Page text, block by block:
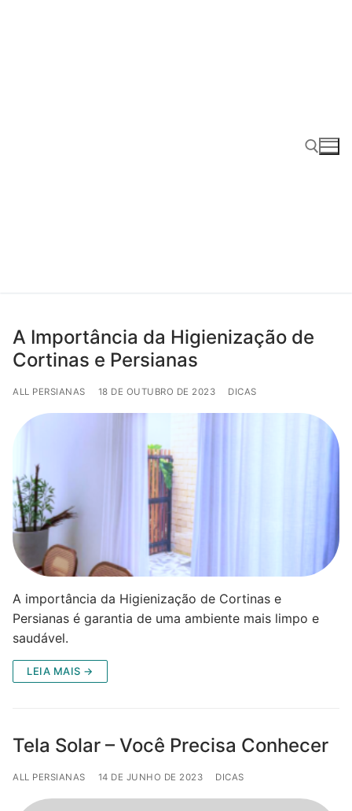
A Importância da Higienização de
Cortinas e Persianas
ALL PERSIANAS 18 DE OUTUBRO DE 2023 DICAS
A importância da Higienização de Cortinas e
Persianas é garantia de uma ambiente mais limpo e
saudável.
LEIA MAIS →
Tela Solar – Você Precisa Conhecer
ALL PERSIANAS 14 DE JUNHO DE 2023 DICAS